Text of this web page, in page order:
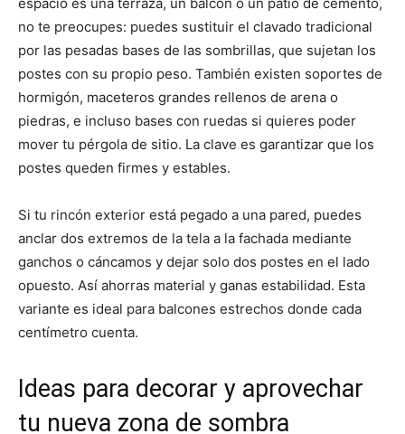
no te preocupes: puedes sustituir el clavado tradicional
por las pesadas bases de las sombrillas, que sujetan los
postes con su propio peso. También existen soportes de
hormigón, maceteros grandes rellenos de arena o
piedras, e incluso bases con ruedas si quieres poder
mover tu pérgola de sitio. La clave es garantizar que los
postes queden firmes y estables.
Si tu rincón exterior está pegado a una pared, puedes
anclar dos extremos de la tela a la fachada mediante
ganchos o cáncamos y dejar solo dos postes en el lado
opuesto. Así ahorras material y ganas estabilidad. Esta
variante es ideal para balcones estrechos donde cada
centímetro cuenta.
Ideas para decorar y aprovechar
tu nueva zona de sombra